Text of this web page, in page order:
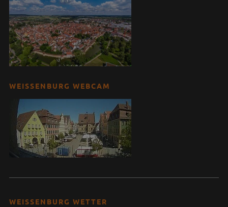
WEISSENBURG WEBCAM
WEISSENBURG WETTER